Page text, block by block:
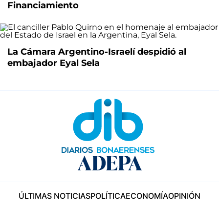
Financiamiento
La Cámara Argentino-Israelí despidió al
embajador Eyal Sela
ÚLTIMAS NOTICIASPOLÍTICAECONOMÍAOPINIÓN